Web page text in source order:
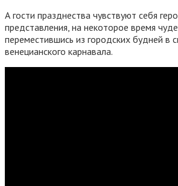
А гости празднества чувствуют себя
представления, на некоторое время
переместившись из городских будней в
венецианского карнавала.